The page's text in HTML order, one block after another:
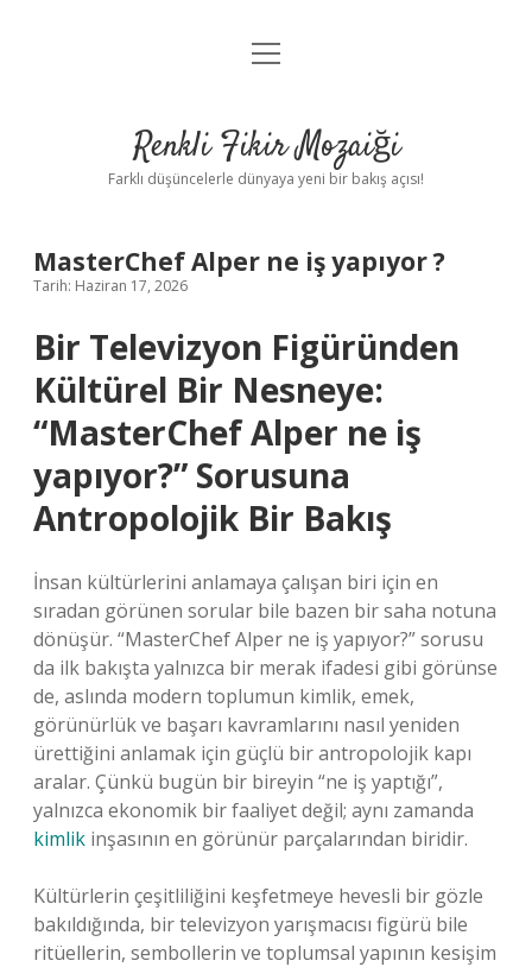
Anasayfa
Yasal Uyarı
Hakkımızda
menüyü
Renkli Fikir Mozaiği
Farklı düşüncelerle dünyaya yeni bir bakış açısı!
MasterChef Alper ne iş yapıyor ?
Tarih: Haziran 17, 2026
Bir Televizyon Figüründen
Kültürel Bir Nesneye:
“MasterChef Alper ne iş
yapıyor?” Sorusuna
Antropolojik Bir Bakış
İnsan kültürlerini anlamaya çalışan biri için en
sıradan görünen sorular bile bazen bir saha notuna
dönüşür. “MasterChef Alper ne iş yapıyor?” sorusu
da ilk bakışta yalnızca bir merak ifadesi gibi görünse
de, aslında modern toplumun kimlik, emek,
görünürlük ve başarı kavramlarını nasıl yeniden
ürettiğini anlamak için güçlü bir antropolojik kapı
aralar. Çünkü bugün bir bireyin “ne iş yaptığı”,
yalnızca ekonomik bir faaliyet değil; aynı zamanda
kimlik inşasının en görünür parçalarından biridir.
Kültürlerin çeşitliliğini keşfetmeye hevesli bir gözle
bakıldığında, bir televizyon yarışmacısı figürü bile
ritüellerin, sembollerin ve toplumsal yapının kesişim